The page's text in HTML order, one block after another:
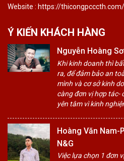
Website : https://thicongpcccth.com/
Ý KIẾN KHÁCH HÀNG
Nguyễn Hoàng
Khi kinh doanh thì
ra, để đảm bảo an
mình và cơ sở kinh
càng đơn vị hợp tác-
yên tâm vì kinh
Hoàng Văn Nam-
N&G
Việc lựa chọn 1 đơn